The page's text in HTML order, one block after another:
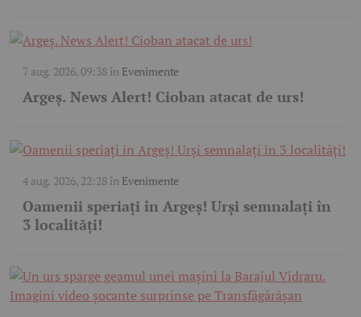
7 aug. 2026, 09:38în Evenimente
Argeş. News Alert! Cioban atacat de urs!
4 aug. 2026, 22:28în Evenimente
Oamenii speriați în Argeș! Urși semnalați în
3 localități!